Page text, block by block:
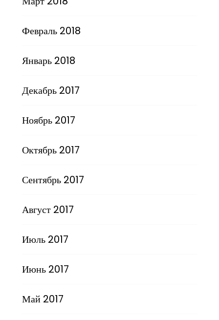
Февраль 2018
Январь 2018
Декабрь 2017
Ноябрь 2017
Октябрь 2017
Сентябрь 2017
Август 2017
Июль 2017
Июнь 2017
Май 2017